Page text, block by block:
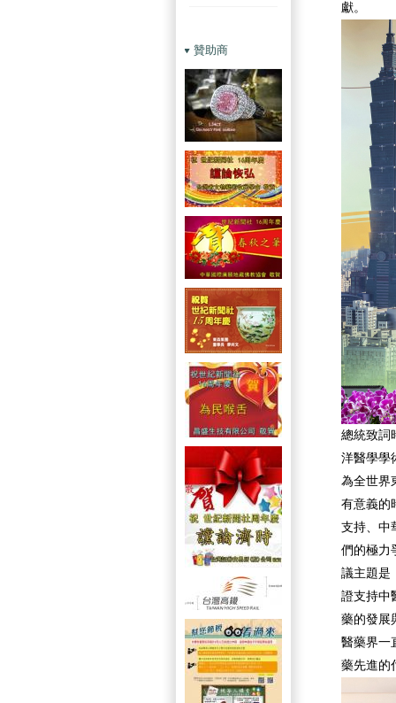
贊助商
獻。
總統致詞
洋醫學學
為全世界
有意義的
支持、中
們的極力
議主題是
證支持中
藥的發展
醫藥界一
藥先進的